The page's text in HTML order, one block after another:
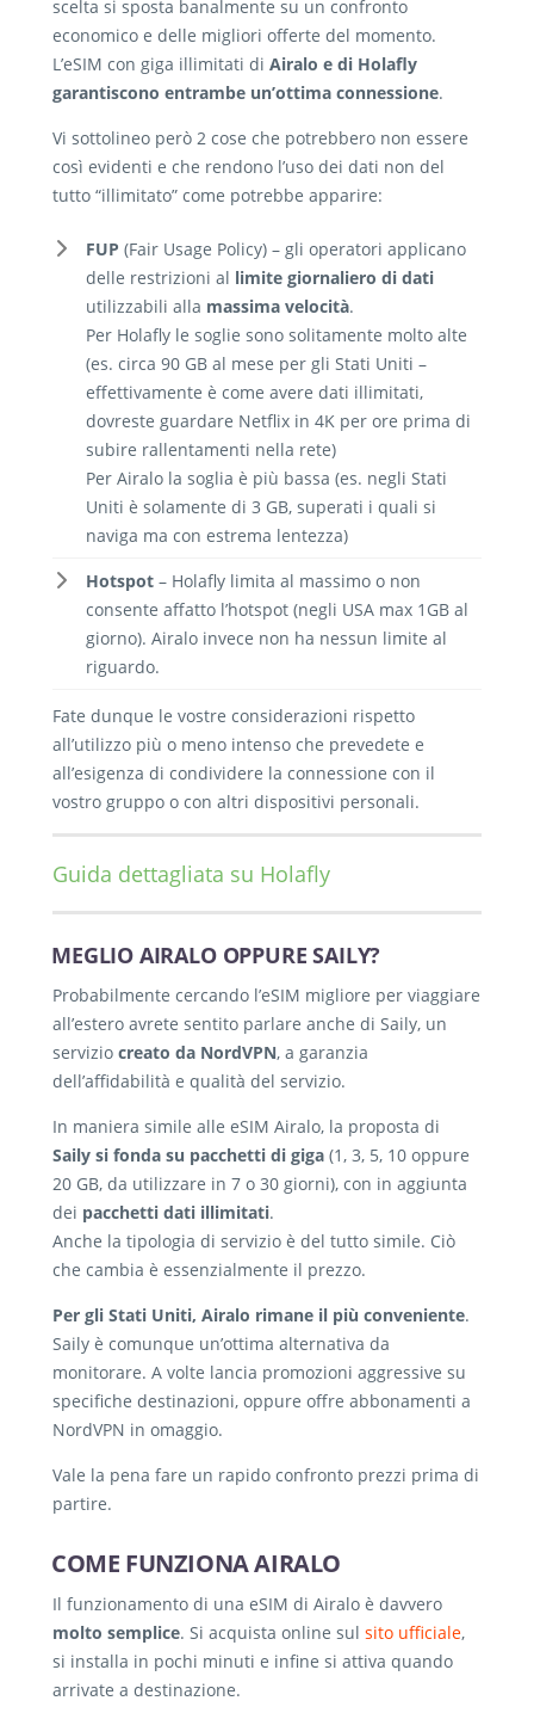
scelta si sposta banalmente su un confronto
economico e delle migliori offerte del momento.
L’eSIM con giga illimitati di Airalo e di Holafly
garantiscono entrambe un’ottima connessione.
Vi sottolineo però 2 cose che potrebbero non essere
così evidenti e che rendono l’uso dei dati non del
tutto “illimitato” come potrebbe apparire:
FUP (Fair Usage Policy) – gli operatori applicano
delle restrizioni al limite giornaliero di dati
utilizzabili alla massima velocità.
Per Holafly le soglie sono solitamente molto alte
(es. circa 90 GB al mese per gli Stati Uniti –
effettivamente è come avere dati illimitati,
dovreste guardare Netflix in 4K per ore prima di
subire rallentamenti nella rete)
Per Airalo la soglia è più bassa (es. negli Stati
Uniti è solamente di 3 GB, superati i quali si
naviga ma con estrema lentezza)
Hotspot – Holafly limita al massimo o non
consente affatto l’hotspot (negli USA max 1GB al
giorno). Airalo invece non ha nessun limite al
riguardo.
Fate dunque le vostre considerazioni rispetto
all’utilizzo più o meno intenso che prevedete e
all’esigenza di condividere la connessione con il
vostro gruppo o con altri dispositivi personali.
Guida dettagliata su Holafly
MEGLIO AIRALO OPPURE SAILY?
Probabilmente cercando l’eSIM migliore per viaggiare
all’estero avrete sentito parlare anche di Saily, un
servizio creato da NordVPN, a garanzia
dell’affidabilità e qualità del servizio.
In maniera simile alle eSIM Airalo, la proposta di
Saily si fonda su pacchetti di giga (1, 3, 5, 10 oppure
20 GB, da utilizzare in 7 o 30 giorni), con in aggiunta
dei pacchetti dati illimitati.
Anche la tipologia di servizio è del tutto simile. Ciò
che cambia è essenzialmente il prezzo.
Per gli Stati Uniti, Airalo rimane il più conveniente.
Saily è comunque un’ottima alternativa da
monitorare. A volte lancia promozioni aggressive su
specifiche destinazioni, oppure offre abbonamenti a
NordVPN in omaggio.
Vale la pena fare un rapido confronto prezzi prima di
partire.
COME FUNZIONA AIRALO
Il funzionamento di una eSIM di Airalo è davvero
molto semplice. Si acquista online sul sito ufficiale,
si installa in pochi minuti e infine si attiva quando
arrivate a destinazione.